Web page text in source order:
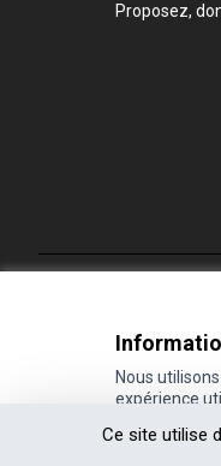
Ce site utilise
Nous
expérience
Proposez,
(Lien externe)
Site réalisé